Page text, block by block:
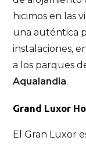
hicimos en las
una auténtica
instalaciones,
a los parques
Aqualandia.
Grand Luxor
El Gran Luxor